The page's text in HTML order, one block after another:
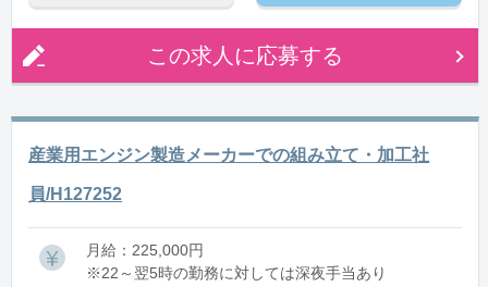
この求人に応募する
産業用エンジン製造メーカーでの組み立て・加工社
員/H127252
月給：225,000円
※22～翌5時の勤務に対しては深夜手当あり